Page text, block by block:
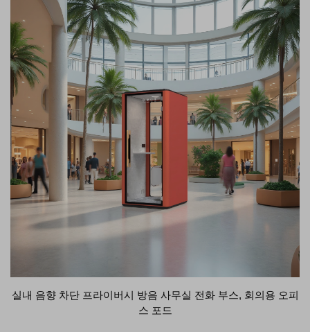
실내 음향 차단 프라이버시 방음 사무실 전화 부스, 회의용 오피
스 포드